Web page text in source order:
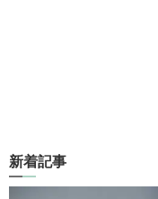
新着記事